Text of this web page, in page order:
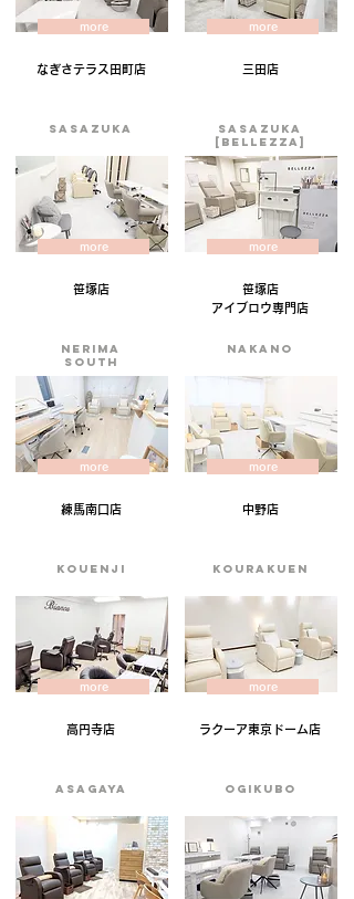
more
なぎさテラス 田町店
sasazuka
more
笹塚店
NERIMA
SOUTH
more
練馬南口店
kouenji
more
高円寺店
asagaya
more
三田店
sasazuka
[BELLEZZA]
more
笹塚店
​アイブロウ専門店
nakano
more
中野店
kourakuen
more
​ラクーア東京ドーム店
​OGIKUBO